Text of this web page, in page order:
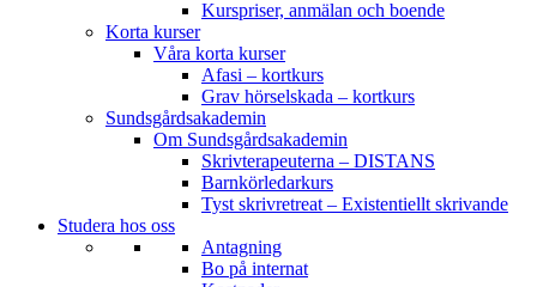
Kurspriser, anmälan och boende
Korta kurser
Våra korta kurser
Afasi – kortkurs
Grav hörselskada – kortkurs
Sundsgårdsakademin
Om Sundsgårdsakademin
Skrivterapeuterna – DISTANS
Barnkörledarkurs
Tyst skrivretreat – Existentiellt skrivande
Studera hos oss
Antagning
Bo på internat